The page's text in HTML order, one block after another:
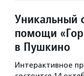
Уникальный
помощи
в Пушкино
Интерактивное